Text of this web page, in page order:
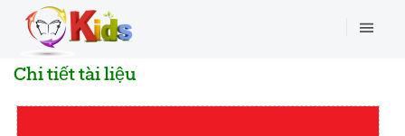
Chi tiết tài liệu